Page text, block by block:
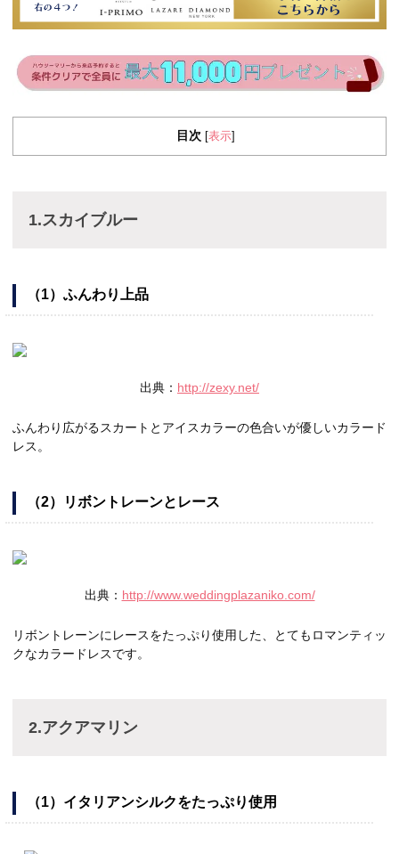
目次 [表示]
1.スカイブルー
（1）ふんわり上品
出典： http://zexy.net/
ふんわり広がるスカートとアイスカラーの色合いが優しいカラード
レス。
（2）リボントレーンとレース
出典： http://www.weddingplazaniko.com/
リボントレーンにレースをたっぷり使用した、とてもロマンティッ
クなカラードレスです。
2.アクアマリン
（1）イタリアンシルクをたっぷり使用